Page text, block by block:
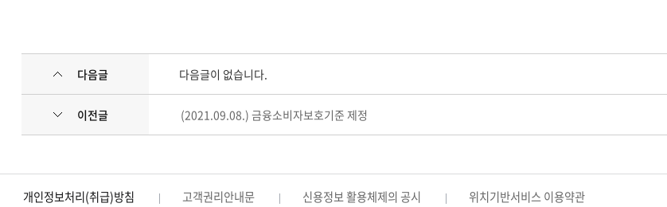
다음글 다음글이 없습니다.
이전글 (2021.09.08.) 금융소비자보호기준 제정
개인정보처리(취급)방침 고객권리안내문 신용정보 활용체제의 공시 위치기반서비스 이용약관